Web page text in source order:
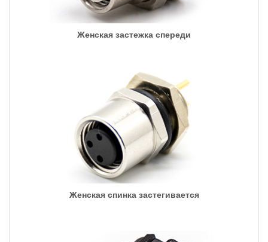
Женская застежка спереди
Женская спинка застегивается